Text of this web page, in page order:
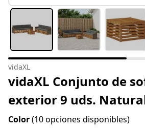
vidaXL
vidaXL Conjunto de
exterior 9 uds.
Color(10 opciones disponibles)